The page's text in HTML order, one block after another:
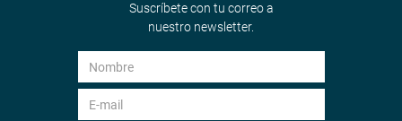
Suscríbete con tu correo a
nuestro newsletter.